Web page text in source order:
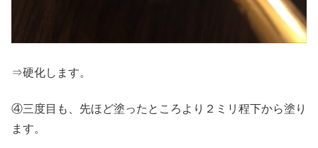
⇒硬化します。
④三度目も、先ほど塗ったところより２ミリ程下から塗り
ます。